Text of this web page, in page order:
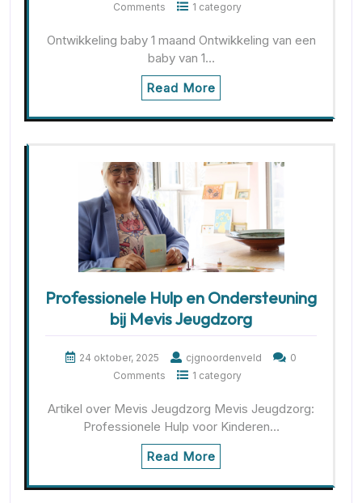
Comments
1 category
Ontwikkeling baby 1 maand Ontwikkeling van een
baby van 1…
Read More
Professionele Hulp en Ondersteuning
bij Mevis Jeugdzorg
24 oktober, 2025 cjgnoordenveld
0
Comments
1 category
Artikel over Mevis Jeugdzorg Mevis Jeugdzorg:
Professionele Hulp voor Kinderen…
Read More